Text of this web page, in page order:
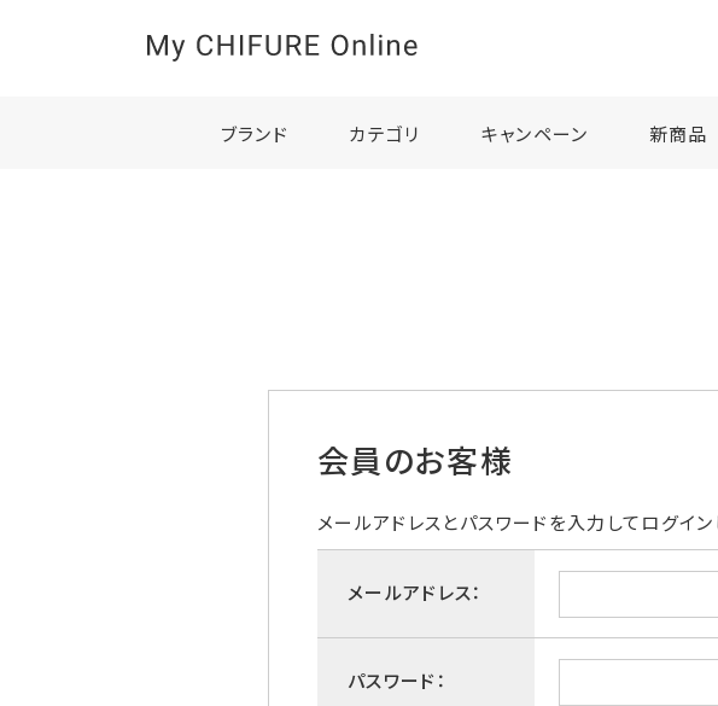
ブランド カテゴリ キャンペーン 新商品
会員のお客様
メールアドレスとパスワードを入力してログイン
メールアドレス：
パスワード：